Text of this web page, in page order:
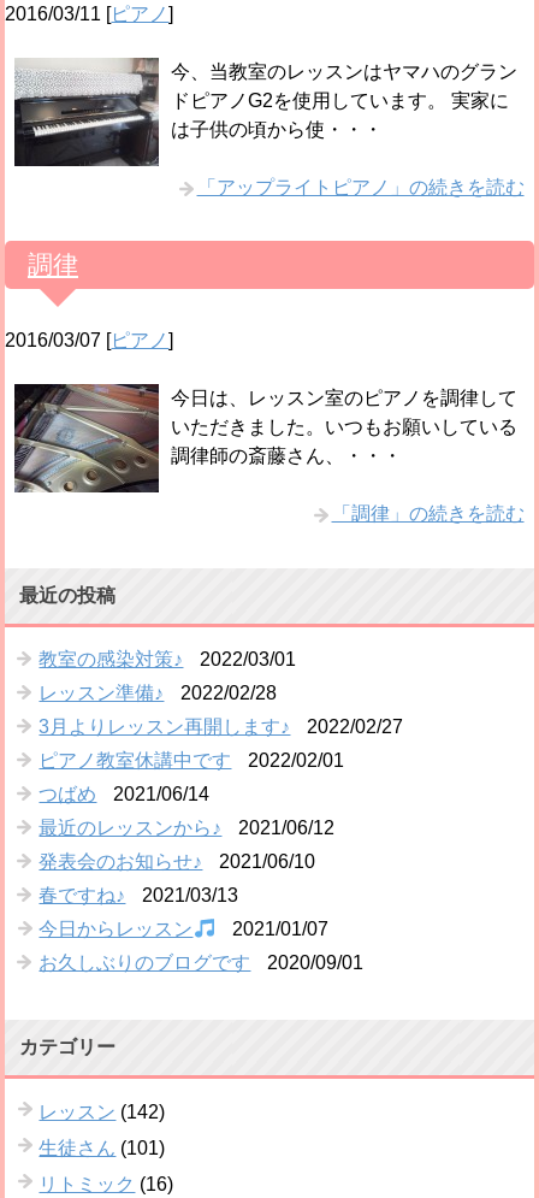
2016/03/11 [ピアノ]
今、当教室のレッスンはヤマハのグラン
ドピアノG2を使用しています。 実家に
は子供の頃から使・・・
「アップライトピアノ」の続きを読む
調律
2016/03/07 [ピアノ]
今日は、レッスン室のピアノを調律して
いただきました。いつもお願いしている
調律師の斎藤さん、・・・
「調律」の続きを読む
最近の投稿
教室の感染対策♪
2022/03/01
レッスン準備♪
2022/02/28
3月よりレッスン再開します♪
2022/02/27
ピアノ教室休講中です
2022/02/01
つばめ
2021/06/14
最近のレッスンから♪
2021/06/12
発表会のお知らせ♪
2021/06/10
春ですね♪
2021/03/13
今日からレッスン
2021/01/07
お久しぶりのブログです
2020/09/01
カテゴリー
レッスン (142)
生徒さん (101)
リトミック (16)